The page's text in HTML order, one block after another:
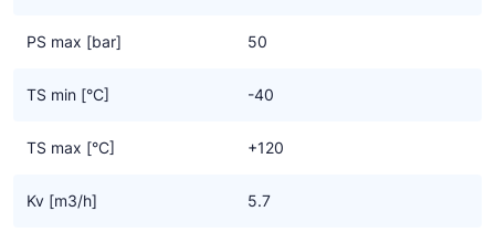
PS max [bar] 50
TS min [°C] -40
TS max [°C] +120
Kv [m3/h] 5.7